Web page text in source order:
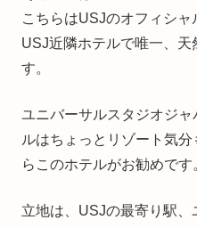
こちらはUSJのオフィシャ
USJ近隣ホテルで唯一、
す。
ユニバーサルスタジオジ
ルはちょっとリゾート気
らこのホテルがお勧めです
立地は、USJの最寄り駅